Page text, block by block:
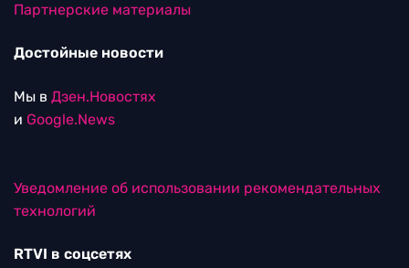
Партнерские материалы
Достойные новости
Мы в Дзен.Новостях
и Google.News
Уведомление об использовании рекомендательных
технологий
RTVI в соцсетях